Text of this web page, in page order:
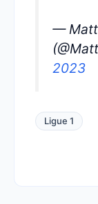
—
2023
Ligue 1